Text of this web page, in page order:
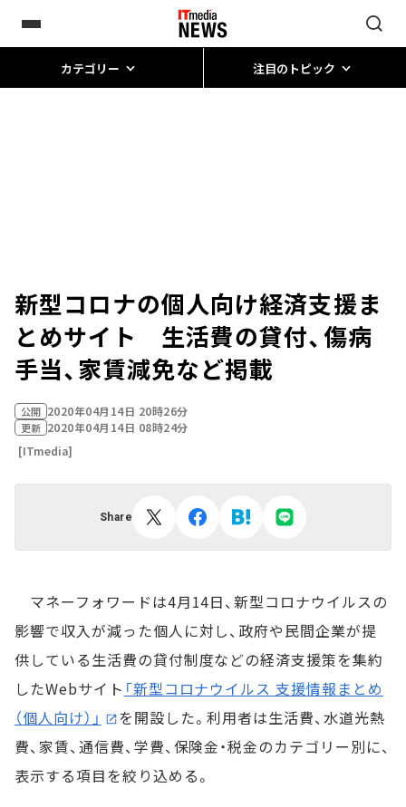
カテゴリー 注目のトピック
新型コロナの個人向け経済支援ま
とめサイト 生活費の貸付、傷病
手当、家賃減免など掲載
公開 2020年04月14日 20時26分
更新 2020年04月14日 08時24分
[ITmedia]
Share
マネーフォワードは4月14日、新型コロナウイルスの
影響で収入が減った個人に対し、政府や民間企業が提
供している生活費の貸付制度などの経済支援策を集約
したWebサイト 「新型コロナウイルス 支援情報まとめ
（個人向け）」
を開設した。利用者は生活費、水道光熱
費、家賃、通信費、学費、保険金・税金のカテゴリー別に、
表示する項目を絞り込める。